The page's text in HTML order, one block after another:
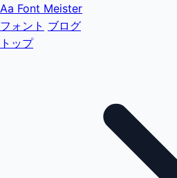
Aa Font Meister
フォント ブログ
トップ